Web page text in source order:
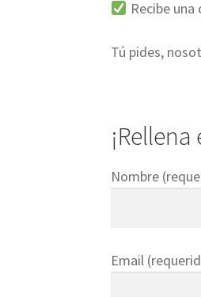
Recibe
Tú pides,
Nombre
Email